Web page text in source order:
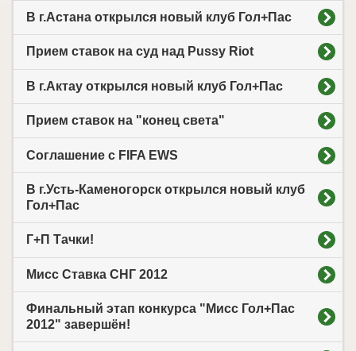
В г.Астана открылся новый клуб Гол+Пас
Прием ставок на суд над Pussy Riot
В г.Актау открылся новый клуб Гол+Пас
Прием ставок на "конец света"
Соглашение с FIFA EWS
В г.Усть-Каменогорск открылся новый клуб
Гол+Пас
Г+П Тачки!
Мисс Cтавка СНГ 2012
Финальный этап конкурса "Мисс Гол+Пас
2012" завершён!